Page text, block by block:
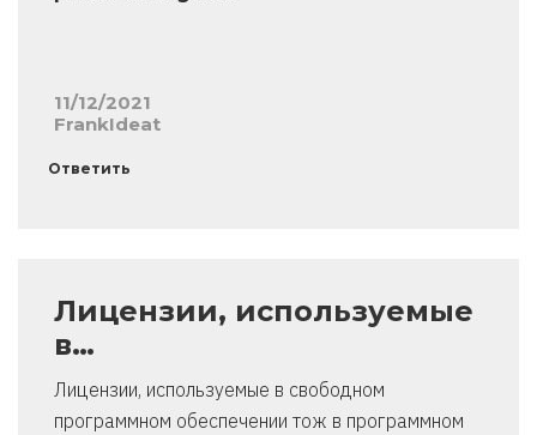
11/12/2021
FrankIdeat
Ответить
Лицензии, используемые
в…
Лицензии, используемые в свободном
программном обеспечении тож в программном